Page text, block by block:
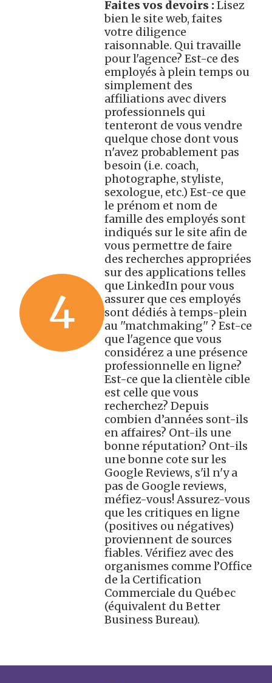
4
Faites vos devoirs :Lisez
bien le site web, faites
votre diligence
raisonnable. Qui travaille
pour l'agence? Est-ce des
employés à plein temps ou
simplement des
affiliations avec divers
professionnels qui
tenteront de vous vendre
quelque chose dont vous
n'avez probablement pas
besoin (i.e. coach,
photographe, styliste,
sexologue, etc.) Est-ce que
le prénom et nom de
famille des employés sont
indiqués sur le site afin de
vous permettre de faire
des recherches appropriées
sur des applications telles
que LinkedIn pour vous
assurer que ces employés
sont dédiés à temps-plein
au ''matchmaking'' ? Est-ce
que l'agence que vous
considérez a une présence
professionnelle en ligne?
Est-ce que la clientèle cible
est celle que vous
recherchez? Depuis
combien d’années sont-ils
en affaires? Ont-ils une
bonne réputation? Ont-ils
une bonne cote sur les
Google Reviews, s'il n'y a
pas de Google reviews,
méfiez-vous! Assurez-vous
que les critiques en ligne
(positives ou négatives)
proviennent de sources
fiables. Vérifiez avec des
organismes comme l’Office
de la Certification
Commerciale du Québec
(équivalent du Better
Business Bureau).